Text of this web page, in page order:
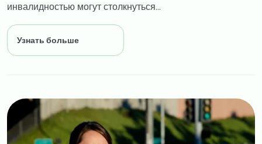
инвалидностью могут столкнуться...
Узнать больше
Image